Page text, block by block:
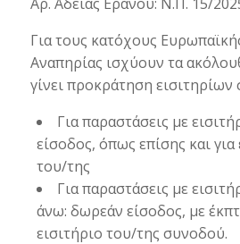
Για τους κατόχους
Αναπηρίας ισχύουν τα
γίνει προκράτηση εισιτηρίων
Για παραστάσεις με
είσοδος, όπως επίσης και
του/της
Για παραστάσεις με
άνω: δωρεάν είσοδος, με
εισιτήριο του/της συνοδού.